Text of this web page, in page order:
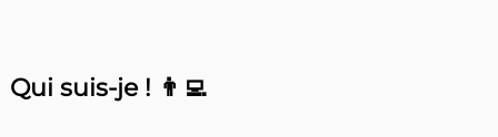
Qui suis-je ! 👨‍💻